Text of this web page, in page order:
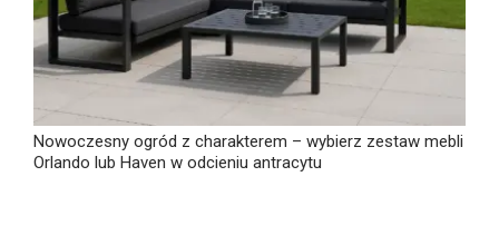
Nowoczesny ogród z charakterem – wybierz zestaw mebli
Orlando lub Haven w odcieniu antracytu